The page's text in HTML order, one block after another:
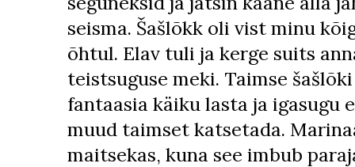
seisma. Šašlõkk oli vist minu
õhtul. Elav tuli ja kerge suits
teistsuguse meki. Taimse
fantaasia käiku lasta ja igasugu
muud taimset katsetada.
maitsekas, kuna see imbub